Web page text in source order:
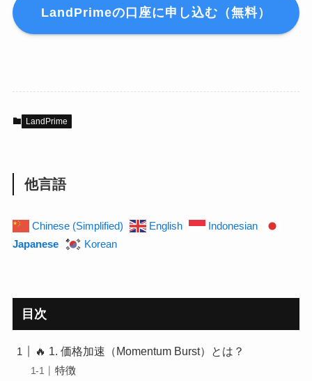
LandPrimeの口座に申し込む（無料）
LandPrime
他言語
Chinese (Simplified) English
Indonesian
Japanese
Korean
目次
🔥 1. 価格加速（Momentum Burst）とは？
特徴